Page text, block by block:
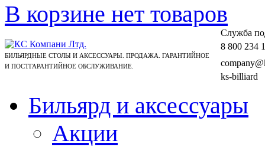
В корзине нет товаров
БИЛЬЯРДНЫЕ СТОЛЫ И АКСЕССУАРЫ. ПРОДАЖА. ГАРАНТИЙНОЕ
И ПОСТГАРАНТИЙНОЕ ОБСЛУЖИВАНИЕ.
Cлужба
8 800 234
ks-billiard
Бильярд и аксессуары
Акции